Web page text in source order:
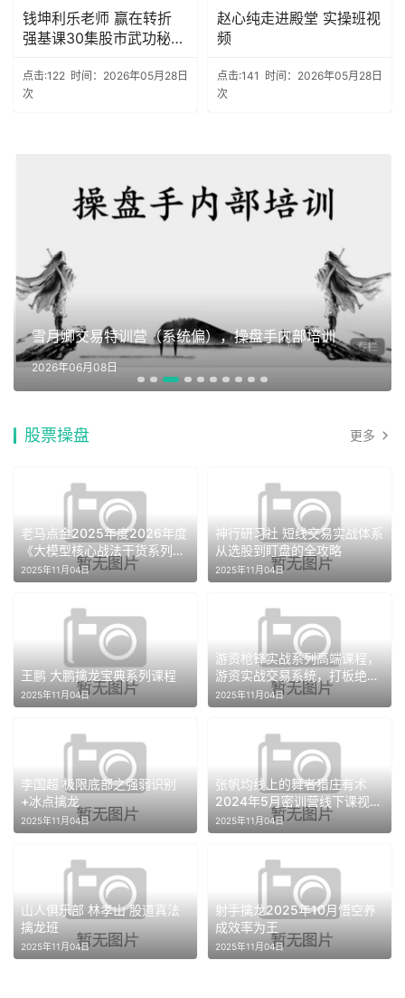
钱坤利乐老师 赢在转折
强基课30集股市武功秘笈
点击:122
次
时间：2026年05月28日
赵心纯走进殿堂 实操班视
频
点击:141
次
时间：2026年05月28日
雪月卿交易特训营（系统偏），操盘手内部培训
2026年06月08日
股票操盘 更多
老马点金2025年度2026年度
《大模型核心战法干货系列》
二期
2025年11月04日
神行研习社 短线交易实战体系
从选股到盯盘的全攻略
2025年11月04日
王鹏 大鹏擒龙宝典系列课程
2025年11月04日
游资枪锋实战系列高端课程，
游资实战交易系统，打板绝招
低吸绝技风控系统
2025年11月04日
李国超 极限底部之强弱识别
+冰点擒龙
2025年11月04日
张帆均线上的舞者猎庄有术
2024年5月密训营线下课视频
+指标
2025年11月04日
山人俱乐部 林孝山 股道真法
擒龙班
2025年11月04日
射手擒龙2025年10月悟空养
成效率为王
2025年11月04日